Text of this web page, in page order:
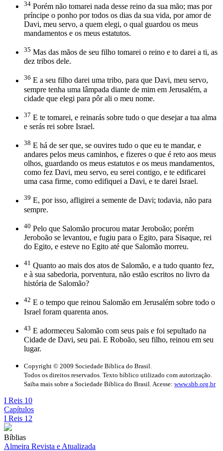
34 Porém não tomarei nada desse reino da sua mão; mas por
príncipe o ponho por todos os dias da sua vida, por amor de
Davi, meu servo, a quem elegi, o qual guardou os meus
mandamentos e os meus estatutos.
35 Mas das mãos de seu filho tomarei o reino e to darei a ti, as
dez tribos dele.
36 E a seu filho darei uma tribo, para que Davi, meu servo,
sempre tenha uma lâmpada diante de mim em Jerusalém, a
cidade que elegi para pôr ali o meu nome.
37 E te tomarei, e reinarás sobre tudo o que desejar a tua alma
e serás rei sobre Israel.
38 E há de ser que, se ouvires tudo o que eu te mandar, e
andares pelos meus caminhos, e fizeres o que é reto aos meus
olhos, guardando os meus estatutos e os meus mandamentos,
como fez Davi, meu servo, eu serei contigo, e te edificarei
uma casa firme, como edifiquei a Davi, e te darei Israel.
39 E, por isso, afligirei a semente de Davi; todavia, não para
sempre.
40 Pelo que Salomão procurou matar Jeroboão; porém
Jeroboão se levantou, e fugiu para o Egito, para Sisaque, rei
do Egito, e esteve no Egito até que Salomão morreu.
41 Quanto ao mais dos atos de Salomão, e a tudo quanto fez,
e à sua sabedoria, porventura, não estão escritos no livro da
história de Salomão?
42 E o tempo que reinou Salomão em Jerusalém sobre todo o
Israel foram quarenta anos.
43 E adormeceu Salomão com seus pais e foi sepultado na
Cidade de Davi, seu pai. E Roboão, seu filho, reinou em seu
lugar.
Copyright © 2009 Sociedade Bíblica do Brasil.
Todos os direitos reservados. Texto bíblico utilizado com autorização.
Saiba mais sobre a Sociedade Bíblica do Brasil. Acesse: www.sbb.org.br
I Reis 10
Capítulos
I Reis 12
Bíblias
Almeira Revista e Atualizada